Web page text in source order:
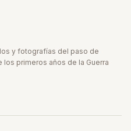
y fotografías del paso de
los primeros años de la Guerra